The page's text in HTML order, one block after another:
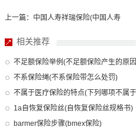
上一篇：中国人寿祥瑞保险(中国人寿
祥瑞保险怎么样)
相关推荐
不足额保险举例(不足额保险产生的原
不系保险绳(不系保险带怎么处罚)
不属于医疗保险的特点(下列哪项不属
1a自恢复保险丝(自恢复保险丝规格书)
barmer保险步骤(bmex保险)